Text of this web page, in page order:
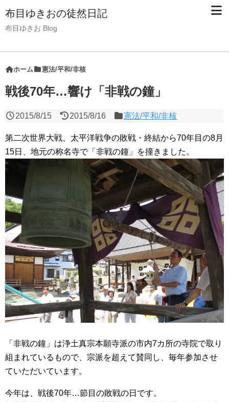
布目ゆきおの徒然日記
布目ゆきお Blog
ホーム 憲法/平和/非核
戦後70年…響け「非戦の鐘」
2015/8/15 2015/8/16 憲法/平和/非核
第二次世界大戦、太平洋戦争の敗戦・終結から70年目の8月
15日、地元の称名寺で「非戦の鐘」を撞きました。
「非戦の鐘」は浄土真宗本願寺派の市内7カ所の寺院で取り
組まれているもので、宗派を超えて賛同し、毎年参加させ
ていただいています。
今年は、戦後70年…節目の敗戦の日です。